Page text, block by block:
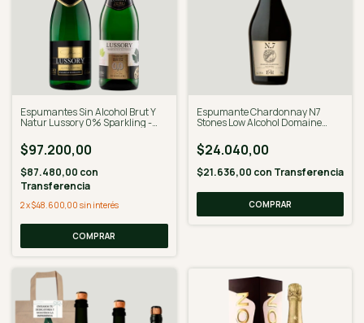
Espumantes Sin Alcohol Brut Y
Natur Lussory 0% Sparkling -
$97.200,00
$87.480,00 con
Transferencia
2x$48.600,00 sin interés
Espumante Chardonnay N7
Stones Low Alcohol Domaine
$24.040,00
$21.636,00 con Transferencia